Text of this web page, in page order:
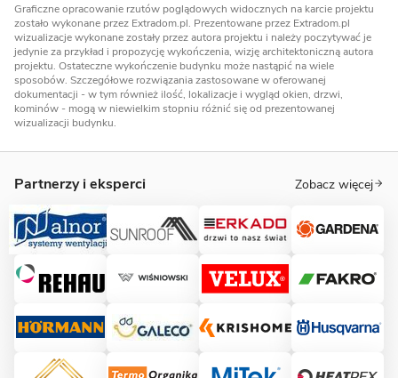
Graficzne opracowanie rzutów poglądowych widocznych na karcie projektu
zostało wykonane przez Extradom.pl. Prezentowane przez Extradom.pl
wizualizacje wykonane zostały przez autora projektu i należy poczytywać je
jedynie za przykład i propozycję wykończenia, wizję architektoniczną autora
projektu. Ostateczne wykończenie budynku może nastąpić na wiele
sposobów. Szczegółowe rozwiązania zastosowane w oferowanej
dokumentacji - w tym również ilość, lokalizacje i wygląd okien, drzwi,
kominów - mogą w niewielkim stopniu różnić się od prezentowanej
wizualizacji budynku.
Partnerzy i eksperci Zobacz więcej